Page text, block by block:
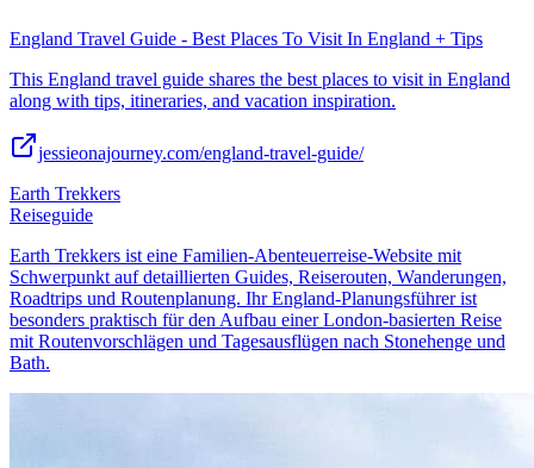
England Travel Guide - Best Places To Visit In England + Tips
This England travel guide shares the best places to visit in England
along with tips, itineraries, and vacation inspiration.
jessieonajourney.com/england-travel-guide/
Earth Trekkers
Reiseguide
Earth Trekkers ist eine Familien-Abenteuerreise-Website mit
Schwerpunkt auf detaillierten Guides, Reiserouten, Wanderungen,
Roadtrips und Routenplanung. Ihr England-Planungsführer ist
besonders praktisch für den Aufbau einer London-basierten Reise
mit Routenvorschlägen und Tagesausflügen nach Stonehenge und
Bath.